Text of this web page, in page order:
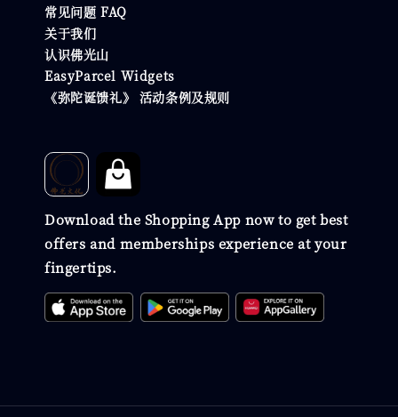
常见问题 FAQ
关于我们
认识佛光山
EasyParcel Widgets
《弥陀诞馈礼》 活动条例及规则
Download the Shopping App now to get best
offers and memberships experience at your
fingertips.